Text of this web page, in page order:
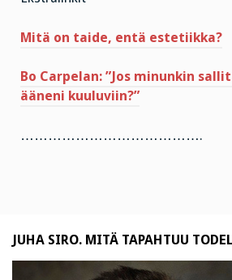
Mitä on taide, entä estetiikka?
Bo Carpelan: ”Jos minunkin
ääneni kuuluviin?”
………………………………….
JUHA SIRO. MITÄ TAPAHTUU